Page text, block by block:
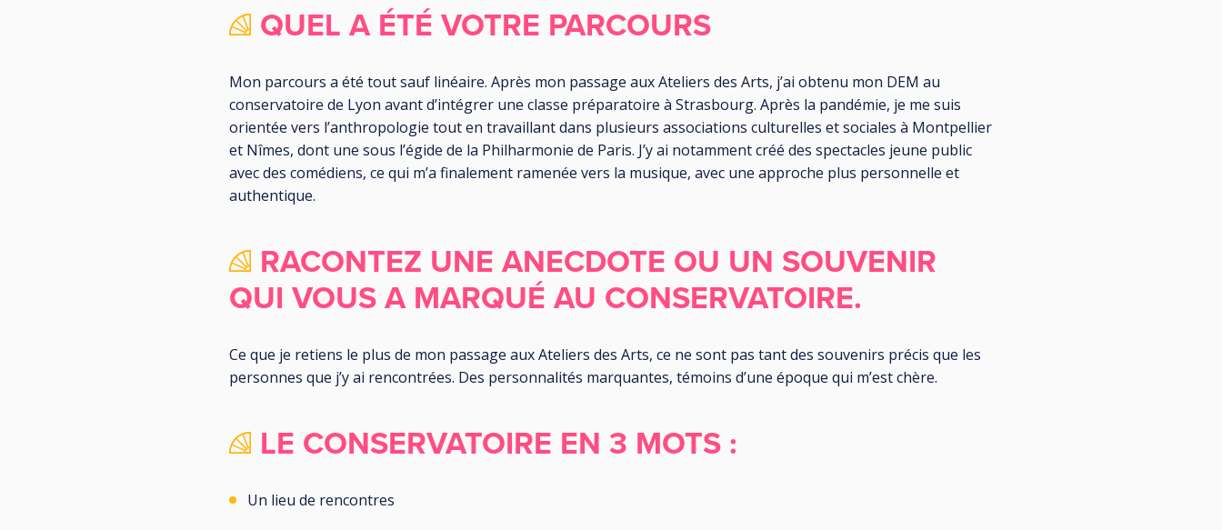
QUEL A ÉTÉ VOTRE PARCOURS
Mon parcours a été tout sauf linéaire. Après mon passage aux Ateliers des Arts, j’ai obtenu mon DEM au
conservatoire de Lyon avant d’intégrer une classe préparatoire à Strasbourg. Après la pandémie, je me suis
orientée vers l’anthropologie tout en travaillant dans plusieurs associations culturelles et sociales à Montpellier
et Nîmes, dont une sous l’égide de la Philharmonie de Paris. J’y ai notamment créé des spectacles jeune public
avec des comédiens, ce qui m’a finalement ramenée vers la musique, avec une approche plus personnelle et
authentique.
RACONTEZ UNE ANECDOTE OU UN SOUVENIR
QUI VOUS A MARQUÉ AU CONSERVATOIRE.
Ce que je retiens le plus de mon passage aux Ateliers des Arts, ce ne sont pas tant des souvenirs précis que les
personnes que j’y ai rencontrées. Des personnalités marquantes, témoins d’une époque qui m’est chère.
LE CONSERVATOIRE EN 3 MOTS :
Un lieu de rencontres